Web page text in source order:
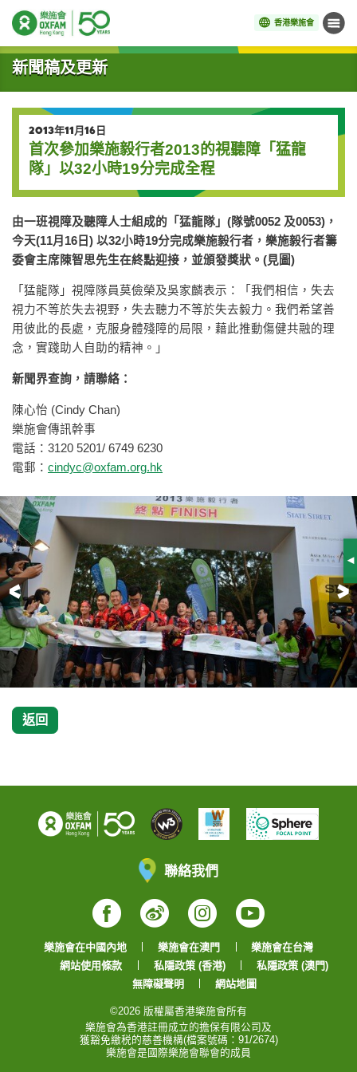
香港樂施會 目錄
開始主要內容
新聞稿及更新
2013年11月16日
首次參加樂施毅行者2013的視聽障「猛龍
隊」以32小時19分完成全程
由一班視障及聽障人士組成的「猛龍隊」 (隊號0052 及0053) ，
今天(11月 16 日 ) 以32小時19分完成樂施毅行者， 樂施毅行者籌
委會主席陳智思先生在終點迎接，並頒發獎狀。 (見圖)
「猛龍隊」視障隊員莫儉榮及吳家麟表示：「我們相信，失去
視力不等於失去視野，失去聽力不等於失去毅力。我們希望善
用彼此的長處，克服身體殘障的局限，藉此推動傷健共融的理
念，實踐助人自助的精神。」
新聞界查詢，請聯絡：
陳心怡 (Cindy Chan)
樂施會傳訊幹事
電話：3120 5201/ 6749 6230
電郵： cindyc@oxfam.org.hk
前一頁
返回
聯絡我們
Facebook
WeiboInstagram
YouTube
樂施會在中國內地 樂施會在澳門
樂施會在台灣
網站使用條款
私隱政策 (香港)
私隱政策 (澳門)
無障礙聲明
網站地圖
©2026 版權屬香港樂施會所有
樂施會為香港註冊成立的擔保有限公司及
獲豁免繳税的慈善機構(檔案號碼：91/2674)
樂施會是國際樂施會聯會的成員